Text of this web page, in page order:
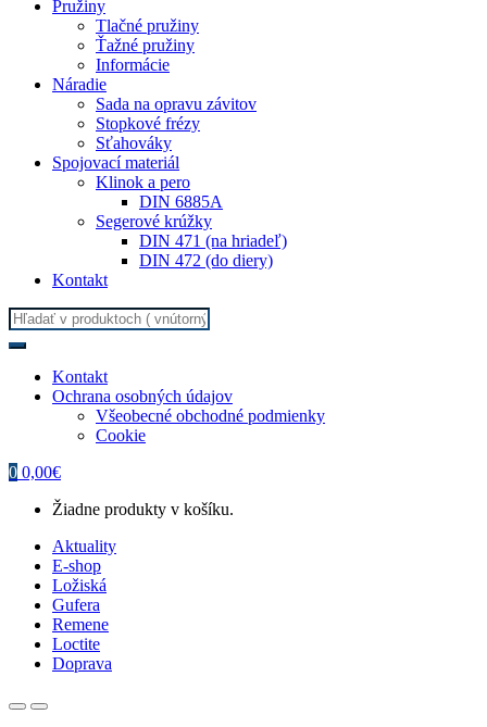
Pružiny
Tlačné pružiny
Ťažné pružiny
Informácie
Náradie
Sada na opravu závitov
Stopkové frézy
Sťahováky
Spojovací materiál
Klinok a pero
DIN 6885A
Segerové krúžky
DIN 471 (na hriadeľ)
DIN 472 (do diery)
Kontakt
Search
for:
Kontakt
Ochrana osobných údajov
Všeobecné obchodné podmienky
Cookie
0 0,00€
Žiadne produkty v košíku.
Aktuality
E-shop
Ložiská
Gufera
Remene
Loctite
Doprava